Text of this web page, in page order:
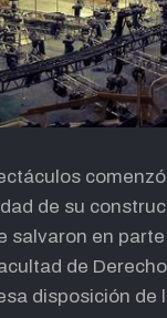
de su
salvaron en
de
disposición de